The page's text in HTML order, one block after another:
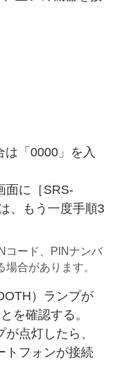
「0000」を入
面に［SRS-
、もう一度手順3
コード、PINナンバ
合があります。
）ランプが
を確認する。
が点灯したら、
トフォンが接続